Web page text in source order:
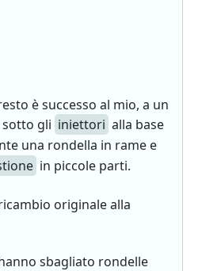
è successo al mio, a un
gli iniettori alla base
una rondella in rame e
in piccole parti.
originale alla
sbagliato rondelle